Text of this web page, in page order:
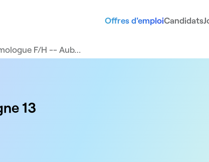
Offres d'emploiCandidats
F/H -- Aub…
13